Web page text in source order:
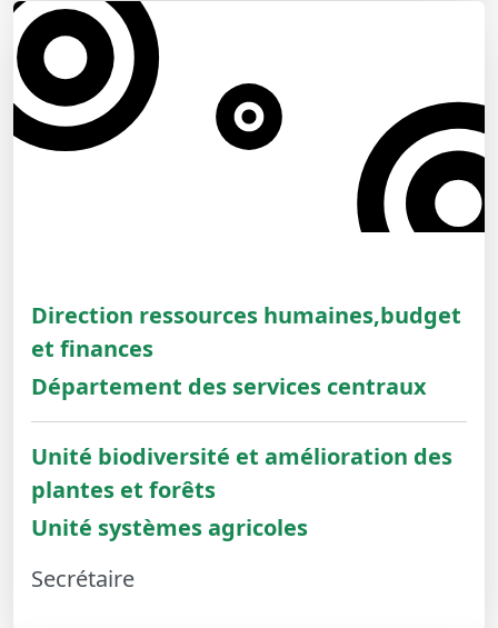
Direction ressources humaines,budget
et finances
Département des services centraux
Unité biodiversité et amélioration des
plantes et forêts
Unité systèmes agricoles
Secrétaire